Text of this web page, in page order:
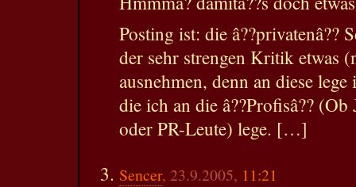
Posting ist: die â??privatenâ??
der sehr strengen Kritik etwas
ausnehmen, denn an diese
die ich an die â??Profisâ??
oder PR-Leute) lege. […]
Sencer, 23.9.2005, 11:21